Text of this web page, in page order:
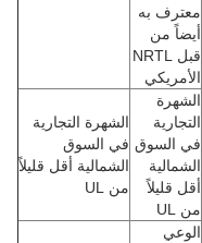
معترف به
أيضاً من
قبل NRTL
الأمريكي
الشهرة
التجارية
في السوق
الشمالية
أقل قليلاً
من UL
الشهرة التجارية
في السوق
الشمالية أقل قليلاً
من UL
الوعي